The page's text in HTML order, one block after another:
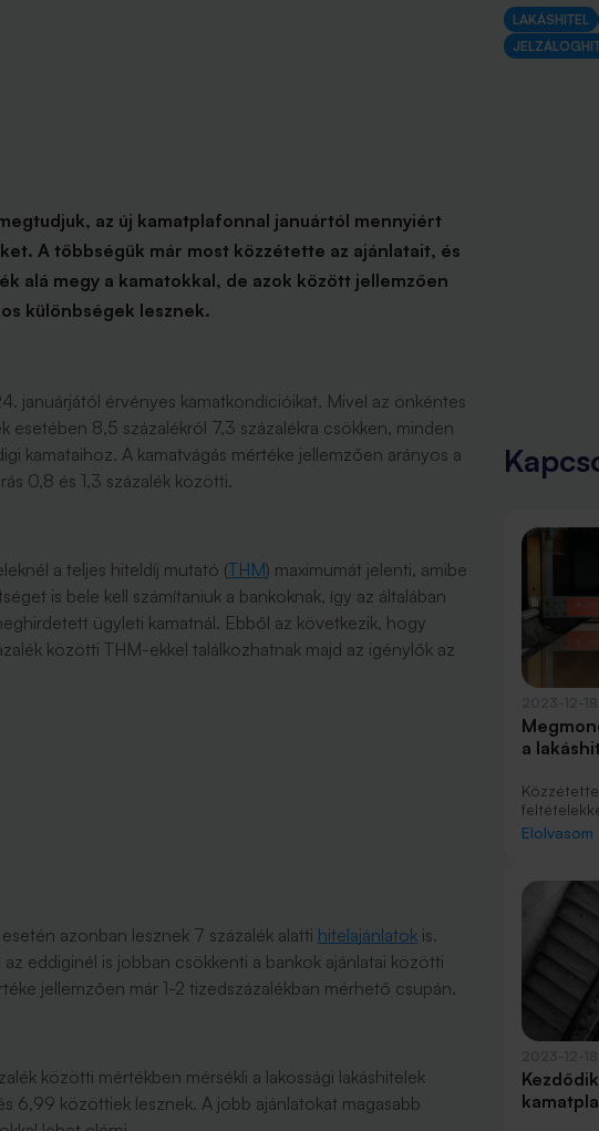
az új kamatplafonnal januártól mennyiért
A többségük már most közzétette az ajánlatait, és
alá megy a kamatokkal, de azok között jellemzően
különbségek lesznek.
januárjától érvényes kamatkondícióikat. Mivel az önkéntes
esetében 8,5 százalékról 7,3 százalékra csökken, minden
kamataihoz. A kamatvágás mértéke jellemzően arányos a
0,8 és 1,3 százalék közötti.
a teljes hiteldíj mutató (THM) maximumát jelenti, amibe
is bele kell számítaniuk a bankoknak, így az általában
ügyleti kamatnál. Ebből az következik, hogy
közötti THM-ekkel találkozhatnak majd az igénylők az
azonban lesznek 7 százalék alatti hitelajánlatok is.
eddiginél is jobban csökkenti a bankok ajánlatai közötti
jellemzően már 1-2 tizedszázalékban mérhető csupán.
közötti mértékben mérsékli a lakossági lakáshitelek
6,99 közöttiek lesznek. A jobb ajánlatokat magasabb
LAKÁSHITEL
a
január 1-
Elolvasom